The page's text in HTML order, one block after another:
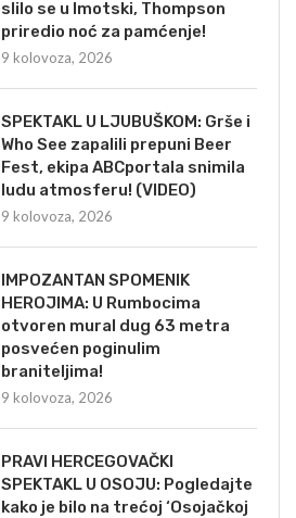
slilo se u Imotski, Thompson
priredio noć za pamćenje!
9 kolovoza, 2026
SPEKTAKL U LJUBUŠKOM: Grše i
Who See zapalili prepuni Beer
Fest, ekipa ABCportala snimila
ludu atmosferu! (VIDEO)
9 kolovoza, 2026
IMPOZANTAN SPOMENIK
HEROJIMA: U Rumbocima
otvoren mural dug 63 metra
posvećen poginulim
braniteljima!
9 kolovoza, 2026
PRAVI HERCEGOVAČKI
SPEKTAKL U OSOJU: Pogledajte
kako je bilo na trećoj ‘Osojačkoj